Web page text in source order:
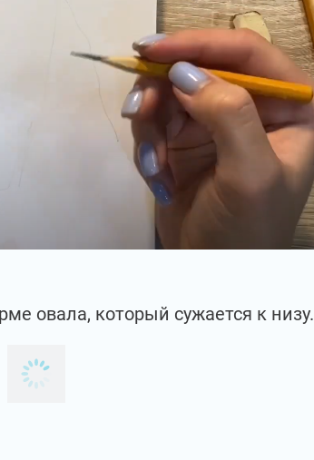
овала, который сужается к низу.